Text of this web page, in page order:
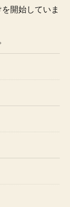
開始していま